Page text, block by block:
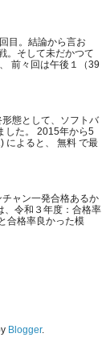
目。結論から言お
。そして未だかつて
前々回は午後１（39
態として、ソフトバ
した。 2015年から5
によると、 無料 で最
ャン一発合格あるか
、令和３年度：合格率
合格率良かった模
Blogger.